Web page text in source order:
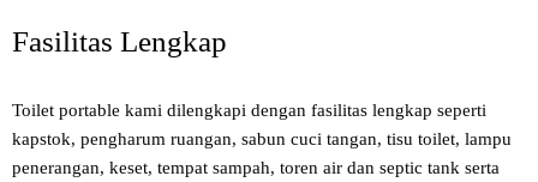
Fasilitas Lengkap
Toilet portable kami dilengkapi dengan fasilitas lengkap seperti
kapstok, pengharum ruangan, sabun cuci tangan, tisu toilet, lampu
penerangan, keset, tempat sampah, toren air dan septic tank serta